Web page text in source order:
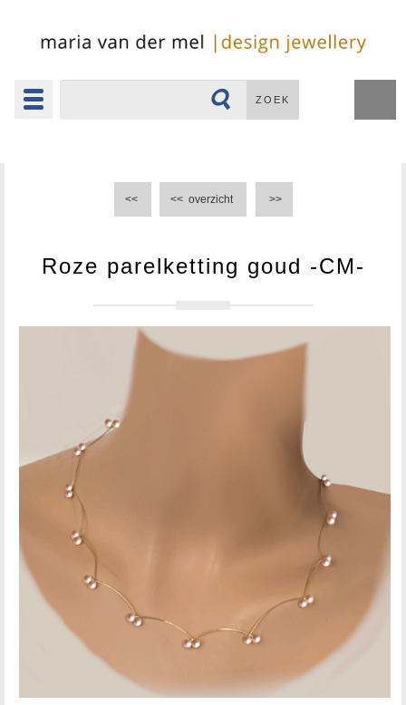
Toggle
navigation
ZOEK
<< << overzicht >>
Roze parelketting goud -CM-